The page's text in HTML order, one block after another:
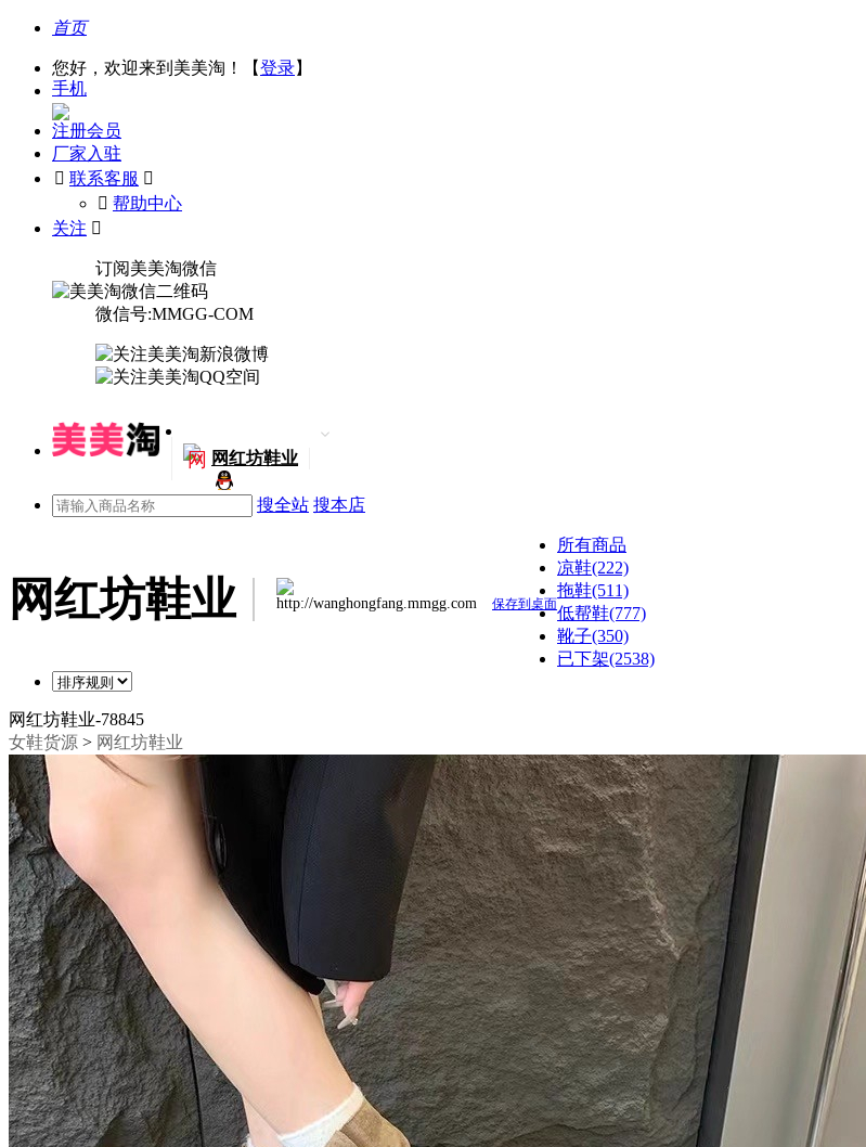
首页
您好，欢迎来到美美淘！【登录】
手机
注册会员
厂家入驻
 联系客服 
󰅃 帮助中心
关注 
订阅美美淘微信
微信号:MMGG-COM
网 网红坊鞋业
搜全站 搜本店
网红坊鞋业 http://wanghongfang.mmgg.com 保存到桌面
所有商品
凉鞋(222)
拖鞋(511)
低帮鞋(777)
靴子(350)
已下架(2538)
网红坊鞋业-78845
女鞋货源 > 网红坊鞋业